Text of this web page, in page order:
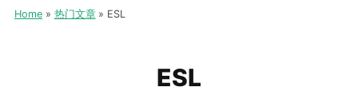
Home 热门文章 ESL
ESL